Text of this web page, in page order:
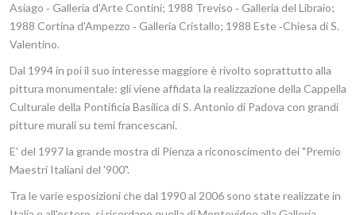
Asiago ‑ Galleria d'Arte Contini; 1988 Treviso ‑ Galleria del Libraio;
1988 Cortina d'Ampezzo ‑ Galleria Cristallo; 1988 Este ‑Chiesa di S.
Valentino.
Dal 1994 in poi il suo interesse maggiore è rivolto soprattutto alla
pittura monumentale: gli viene affidata la realizzazione della Cappella
Culturale della Pontificia Basilica di S. Antonio di Padova con grandi
pitture murali su temi francescani.
E' del 1997 la grande mostra di Pienza a rico­noscimento dei "Premio
Maestri Italiani del '900".
Tra le varie esposizioni che dal 1990 al 2006 sono state realizzate in